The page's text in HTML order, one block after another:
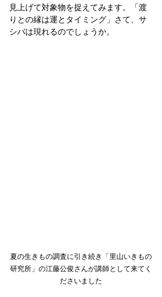
見上げて対象物を捉えてみます。「渡
りとの縁は運とタイミング」さて、サ
シバは現れるのでしょうか。
夏の生きもの調査に引き続き「里山いきもの
研究所」の江藤公俊さんが講師として来てく
ださいました